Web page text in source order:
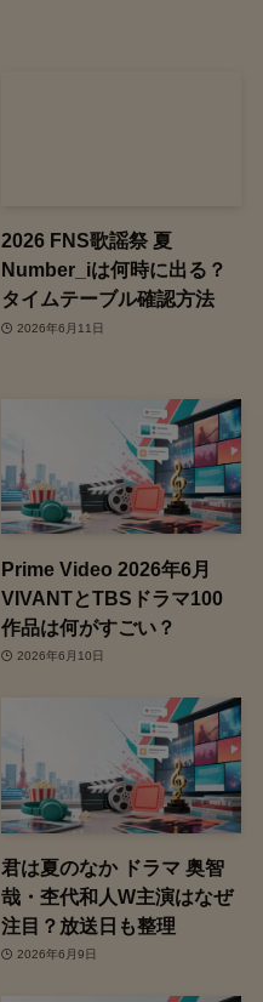
2026 FNS歌謡祭 夏
Number_iは何時に出る？
タイムテーブル確認方法
2026年6月11日
Prime Video 2026年6月
VIVANTとTBSドラマ100
作品は何がすごい？
2026年6月10日
君は夏のなか ドラマ 奥智
哉・杢代和人W主演はなぜ
注目？放送日も整理
2026年6月9日